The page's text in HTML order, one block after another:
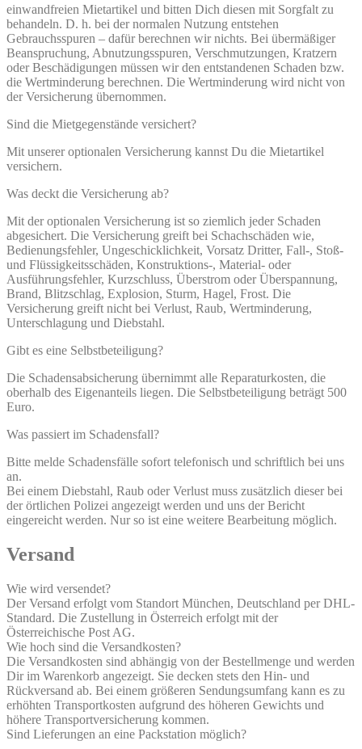
einwandfreien Mietartikel und bitten Dich diesen mit Sorgfalt zu
behandeln. D. h. bei der normalen Nutzung entstehen
Gebrauchsspuren – dafür berechnen wir nichts. Bei übermäßiger
Beanspruchung, Abnutzungsspuren, Verschmutzungen, Kratzern
oder Beschädigungen müssen wir den entstandenen Schaden bzw.
die Wertminderung berechnen. Die Wertminderung wird nicht von
der Versicherung übernommen.
Sind die Mietgegenstände versichert?
Mit unserer optionalen Versicherung kannst Du die Mietartikel
versichern.
Was deckt die Versicherung ab?
Mit der optionalen Versicherung ist so ziemlich jeder Schaden
abgesichert. Die Versicherung greift bei Schachschäden wie,
Bedienungsfehler, Ungeschicklichkeit, Vorsatz Dritter, Fall-, Stoß-
und Flüssigkeitsschäden, Konstruktions-, Material- oder
Ausführungsfehler, Kurzschluss, Überstrom oder Überspannung,
Brand, Blitzschlag, Explosion, Sturm, Hagel, Frost. Die
Versicherung greift nicht bei Verlust, Raub, Wertminderung,
Unterschlagung und Diebstahl.
Gibt es eine Selbstbeteiligung?
Die Schadensabsicherung übernimmt alle Reparaturkosten, die
oberhalb des Eigenanteils liegen. Die Selbstbeteiligung beträgt 500
Euro.
Was passiert im Schadensfall?
Bitte melde Schadensfälle sofort telefonisch und schriftlich bei uns
an.
Bei einem Diebstahl, Raub oder Verlust muss zusätzlich dieser bei
der örtlichen Polizei angezeigt werden und uns der Bericht
eingereicht werden. Nur so ist eine weitere Bearbeitung möglich.
Versand
Wie wird versendet?
Der Versand erfolgt vom Standort München, Deutschland per DHL-
Standard. Die Zustellung in Österreich erfolgt mit der
Österreichische Post AG.
Wie hoch sind die Versandkosten?
Die Versandkosten sind abhängig von der Bestellmenge und werden
Dir im Warenkorb angezeigt. Sie decken stets den Hin- und
Rückversand ab. Bei einem größeren Sendungsumfang kann es zu
erhöhten Transportkosten aufgrund des höheren Gewichts und
höhere Transportversicherung kommen.
Sind Lieferungen an eine Packstation möglich?